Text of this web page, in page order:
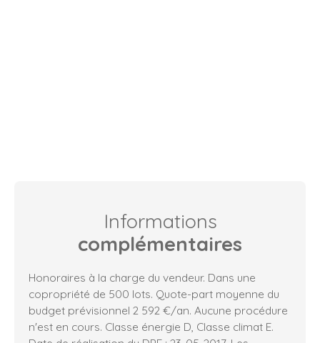
Informations
complémentaires
Honoraires à la charge du vendeur. Dans une
copropriété de 500 lots. Quote-part moyenne du
budget prévisionnel 2 592 €/an. Aucune procédure
n'est en cours. Classe énergie D, Classe climat E.